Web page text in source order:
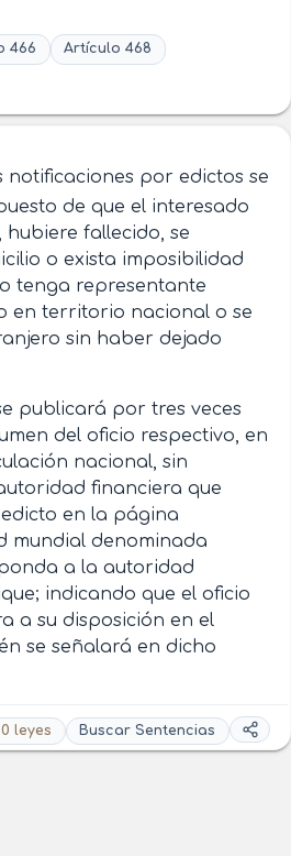
466
Artículo 468
notificaciones por edictos se
de que el interesado
fallecido, se
o exista imposibilidad
tenga representante
en territorio nacional o se
sin haber dejado
publicará por tres veces
del oficio respectivo, en
nacional, sin
financiera que
en la página
mundial denominada
a la autoridad
indicando que el oficio
a su disposición en el
se señalará en dicho
0 leyes Buscar Sentencias